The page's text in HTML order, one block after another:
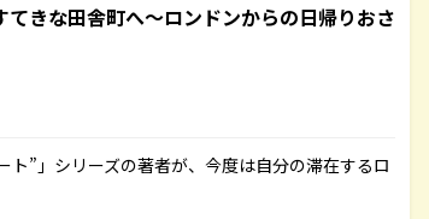
きな田舎町へ～ロンドンからの日帰りおさ
”」シリーズの著者が、今度は自分の滞在するロ